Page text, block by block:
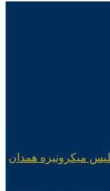
میکرونیزه همدان